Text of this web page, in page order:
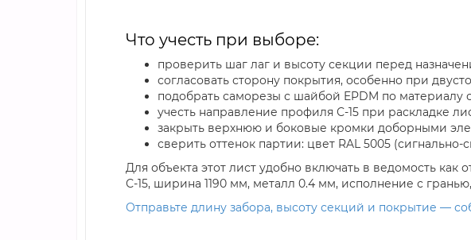
Что учесть при выборе:
проверить шаг лаг и высоту секции перед
согласовать сторону покрытия, особенно при
подобрать саморезы с шайбой EPDM по материалу
учесть направление профиля С-15 при раскладке
закрыть верхнюю и боковые кромки доборными
сверить оттенок партии: цвет RAL 5005 (сигнально-
Для объекта этот лист удобно включать в ведомость
С-15, ширина 1190 мм, металл 0.4 мм, исполнение с
Отправьте длину забора, высоту секций и покрытие —